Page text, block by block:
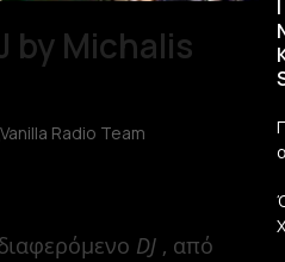
by Michalis
Vanilla Radio Team
DJ , από